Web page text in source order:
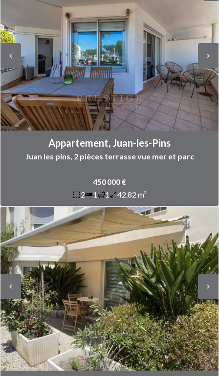
Appartement, Juan-les-Pins
Juan les pins, 2 pièces terrasse vue mer et parc
450 000 €
2
1 1 42.82 m²